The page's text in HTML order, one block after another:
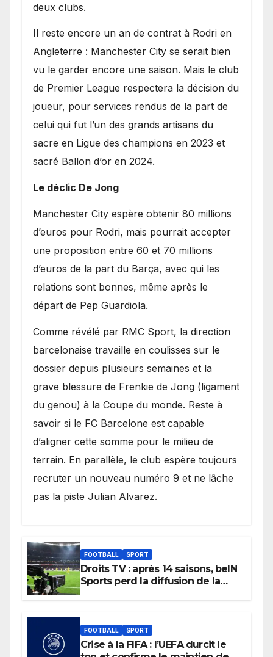
deux clubs.
​Il reste encore un an de contrat à Rodri en
Angleterre : Manchester City se serait bien
vu le garder encore une saison. Mais le club
de Premier League respectera la décision du
joueur, pour services rendus de la part de
celui qui fut l’un des grands artisans du
sacre en Ligue des champions en 2023 et
sacré Ballon d’or en 2024.
Le déclic De Jong
​Manchester City espère obtenir 80 millions
d’euros pour Rodri, mais pourrait accepter
une proposition entre 60 et 70 millions
d’euros de la part du Barça, avec qui les
relations sont bonnes, même après le
départ de Pep Guardiola.
​Comme révélé par RMC Sport, la direction
barcelonaise travaille en coulisses sur le
dossier depuis plusieurs semaines et la
grave blessure de Frenkie de Jong (ligament
du genou) à la Coupe du monde. Reste à
savoir si le FC Barcelone est capable
d’aligner cette somme pour le milieu de
terrain. En parallèle, le club espère toujours
recruter un nouveau numéro 9 et ne lâche
pas la piste Julian Alvarez.
FOOTBALL SPORT
Droits TV : après 14 saisons, beIN
Sports perd la diffusion de la
FOOTBALL SPORT
Crise à la FIFA : l’UEFA durcit le